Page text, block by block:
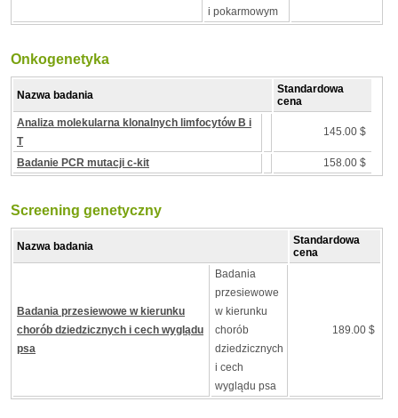
i pokarmowym
Onkogenetyka
Nazwa badania
Standardowa
cena
Analiza molekularna klonalnych limfocytów B i
T
145.00 $
Badanie PCR mutacji c-kit 158.00 $
Screening genetyczny
Nazwa badania
Standardowa
cena
Badania przesiewowe w kierunku
chorób dziedzicznych i cech wyglądu
psa
Badania
przesiewowe
w kierunku
chorób
dziedzicznych
i cech
wyglądu psa
189.00 $